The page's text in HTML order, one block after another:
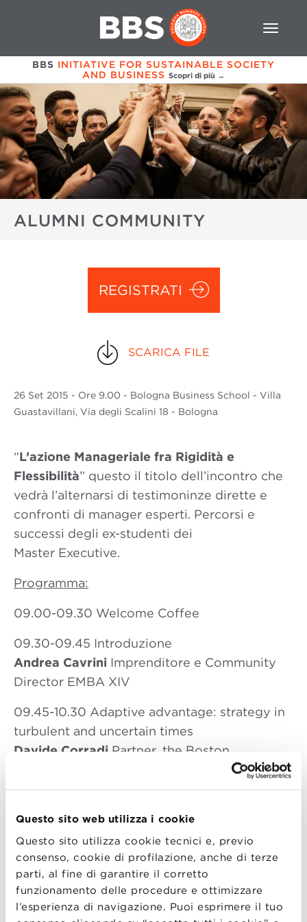
Questo sito web utilizza i cookie
Questo sito utilizza cookie tecnici e, previo
consenso, cookie di profilazione, anche di terze
parti, al fine di garantire il corretto
funzionamento delle procedure e ottimizzare
l’esperienza di navigazione. Puoi esprimere il tuo
BBS INITIATIVE FOR SUSTAINABLE SOCIETY
AND BUSINESS Scopri di più →
ALUMNI COMMUNITY
REGISTRATI
26 Set 2015 - Ore 9.00 - Bologna Business School - Villa
Guastavillani, Via degli Scalini 18 - Bologna
SCARICA FILE
“L’azione Manageriale fra Rigidità e
Flessibilità” questo il titolo dell’incontro che
vedrà l’alternarsi di testimoninze dirette e
confronti di manager esperti. Percorsi e
successi degli ex-studenti dei
Master Executive.
Programma:
09.00-09.30 Welcome Coffee
09.30-09.45 Introduzione
Andrea Cavrini Imprenditore e Community
Director EMBA XIV
09.45-10.30 Adaptive advantage: strategy in
turbulent and uncertain times
Davide Corradi Partner, the Boston
Consulting Group ed Executive Director
EMBA XIV
10.30-11.00 Rigidità e flessibilità fisica nei
processi produttivi
Corrado LanzoneProduction Director,
Scuderia Ferrari, EMBA IX
11.00-11.30 Rigidità? Flessibilità? Le regole le